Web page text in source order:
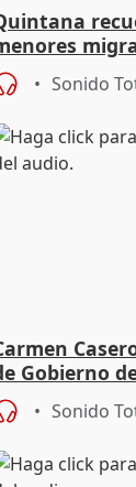
del
Sonido
Gobierno
Pérez de Siles
Sonido